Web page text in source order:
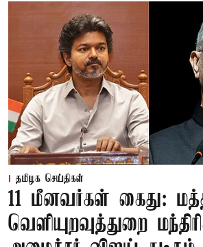
தமிழக செய்திகள்
11 மீனவர்கள் கைது:
வெளியுறவுத்துறை